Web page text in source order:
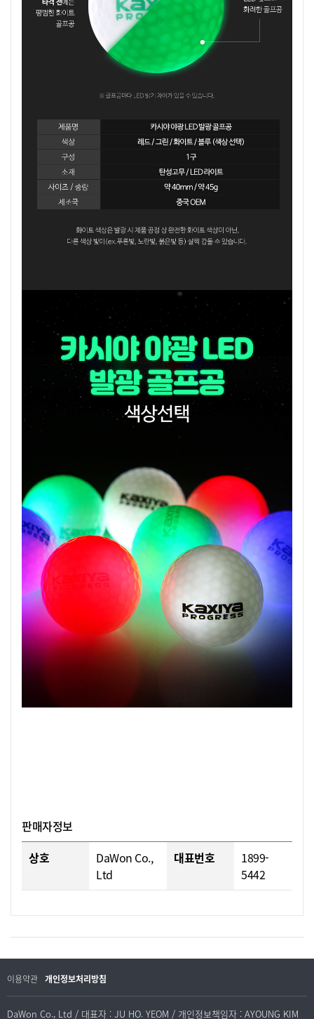
판매자정보
상호
DaWon Co.,
Ltd
대표번호
1899-
5442
이용약관 개인정보처리방침
DaWon Co., Ltd / 대표자 : JU HO. YEOM / 개인정보책임자 : AYOUNG KIM